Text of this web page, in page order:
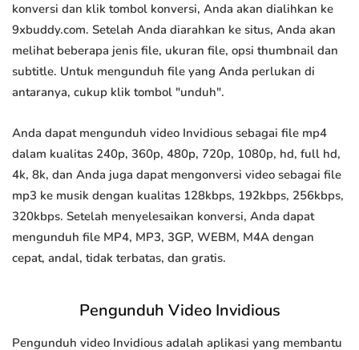
konversi dan klik tombol konversi, Anda akan dialihkan ke
9xbuddy.com. Setelah Anda diarahkan ke situs, Anda akan
melihat beberapa jenis file, ukuran file, opsi thumbnail dan
subtitle. Untuk mengunduh file yang Anda perlukan di
antaranya, cukup klik tombol "unduh".
Anda dapat mengunduh video Invidious sebagai file mp4
dalam kualitas 240p, 360p, 480p, 720p, 1080p, hd, full hd,
4k, 8k, dan Anda juga dapat mengonversi video sebagai file
mp3 ke musik dengan kualitas 128kbps, 192kbps, 256kbps,
320kbps. Setelah menyelesaikan konversi, Anda dapat
mengunduh file MP4, MP3, 3GP, WEBM, M4A dengan
cepat, andal, tidak terbatas, dan gratis.
Pengunduh Video Invidious
Pengunduh video Invidious adalah aplikasi yang membantu